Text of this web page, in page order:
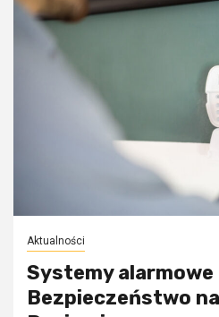
Aktualności
Systemy alarmowe
Bezpieczeństwo